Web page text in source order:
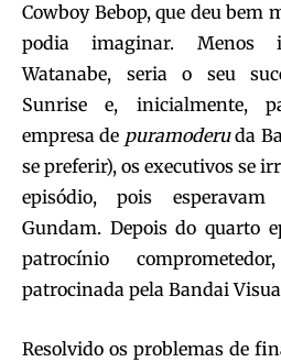
Cowboy Bebop, que deu bem
podia imaginar. Menos
Watanabe, seria o seu
Sunrise e, inicialmente,
empresa de puramoderuda
se preferir), os executivos se
episódio, pois
Gundam. Depois do quarto
patrocínio
patrocinada pela Bandai
Resolvido os problemas de